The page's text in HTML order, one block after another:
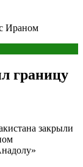
Ираном
границу
закрыли